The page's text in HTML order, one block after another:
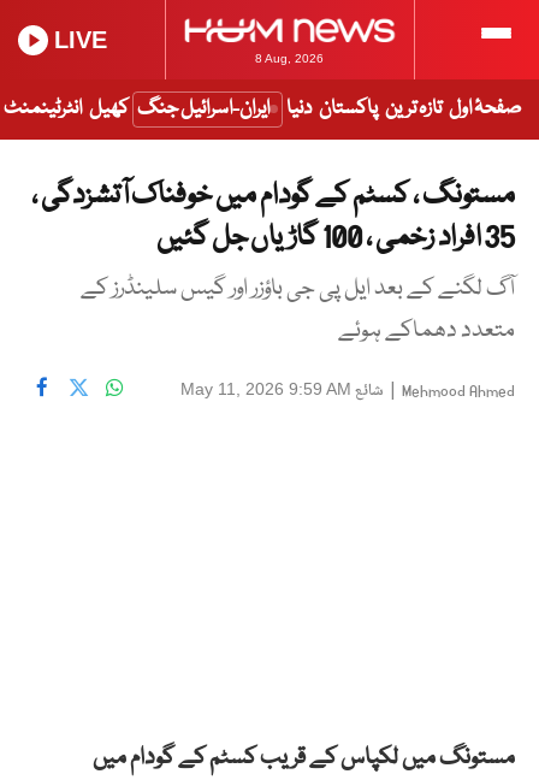
8 Aug, 2026
LIVE
صفحۂ اول تازہ ترین پاکستان دنیا ایران-اسرائیل جنگ کھیل انٹرٹینمنٹ
مستونگ ، کسٹم کے گودام میں خوفناک آتشزدگی ،
35 افراد زخمی ، 100 گاڑیاں جل گئیں
آگ لگنے کے بعد ایل پی جی باؤزر اور گیس سلینڈرز کے
متعدد دھماکے ہوئے
Mehmood Ahmed
| شائع May 11, 2026 9:59 AM
مستونگ میں لکپاس کے قریب کسٹم کے گودام میں